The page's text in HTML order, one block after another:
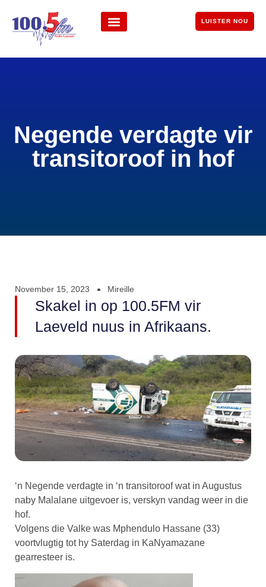
LUISTER NOU
Negende verdagte vir
transitoroof in hof
November 15, 2023 Mireille
Skakel in op 100.5FM vir
Laeveld nuus in Afrikaans.
‘n Negende verdagte in ‘n transitoroof wat in Augustus
naby Malalane uitgevoer is, verskyn vandag weer in die
hof.
Volgens die Valke was Mphendulo Hassane (33)
voortvlugtig tot hy Saterdag in KaNyamazane
gearresteer is.